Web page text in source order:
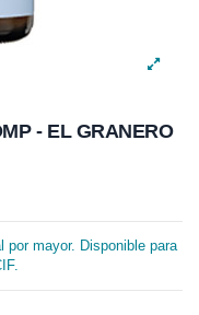
- EL GRANERO
por mayor. Disponible para